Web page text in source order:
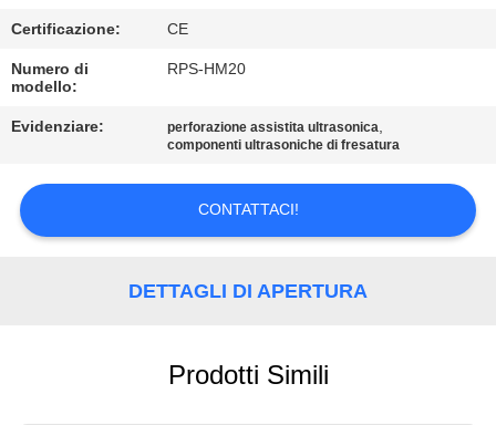
CONTATTICI
NOTIZIE
MAPPA
SULLA
Certificazione: CE
Numero di
modello:
RPS-HM20
Evidenziare: perforazione assistita ultrasonica,
componenti ultrasoniche di fresatura
CONTATTACI!
DETTAGLI DI APERTURA
Prodotti Simili